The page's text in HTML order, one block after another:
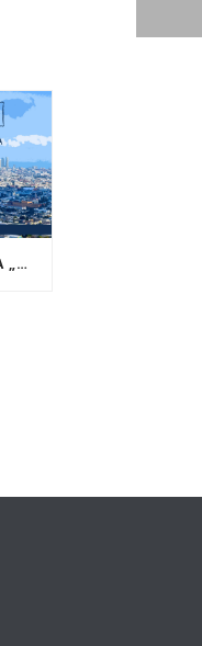
KONFERENCJA MODLITEWNA „WEZWANI”